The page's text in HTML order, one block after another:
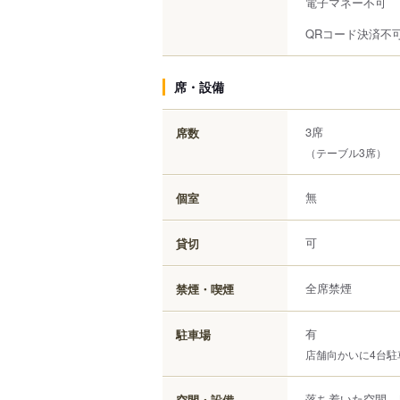
QRコード決済不
席・設備
席数 3席
（テーブル3席）
個室 無
貸切 可
禁煙・喫煙 全席禁煙
駐車場 有
店舗向かいに4台駐